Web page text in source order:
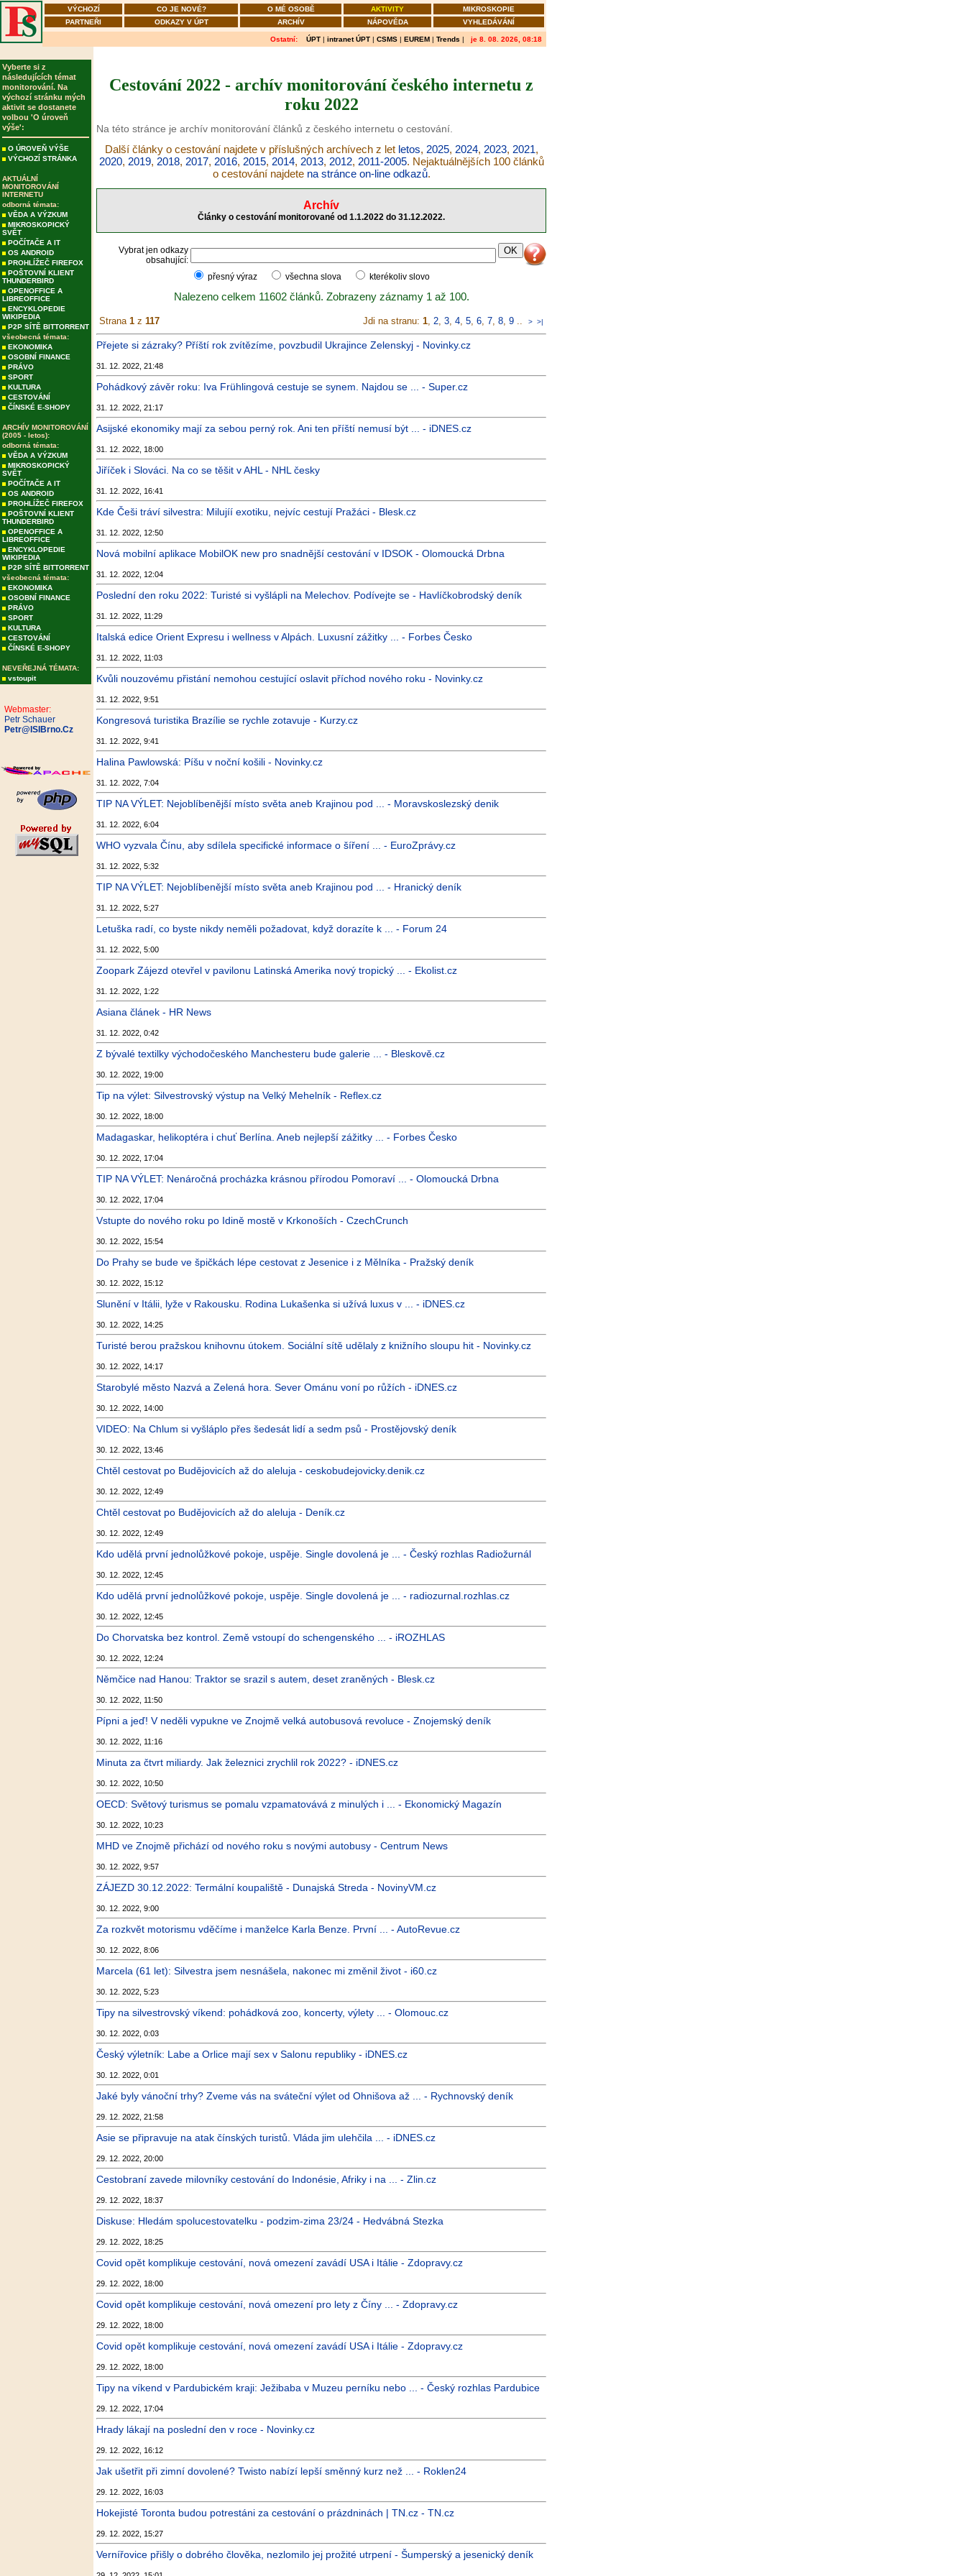
VÝCHOZÍ CO JE NOVÉ? O MÉ OSOBĚ AKTIVITY
MIKROSKOPIE
PARTNEŘI
ODKAZY V ÚPT ARCHÍV NÁPOVĚDA VYHLEDÁVÁNÍ
Ostatní: ÚPT | intranet ÚPT | CSMS | EUREM | Trends | je 8. 08. 2026, 08:18
Vyberte si z
následujících témat
monitorování. Na
výchozí stránku mých
aktivit se dostanete
volbou 'O úroveň
výše':
O ÚROVEŇ VÝŠE
VÝCHOZÍ STRÁNKA
AKTUÁLNÍ
MONITOROVÁNÍ
INTERNETU
odborná témata:
VĚDA A VÝZKUM
MIKROSKOPICKÝ
SVĚT
POČÍTAČE A IT
OS ANDROID
PROHLÍŽEČ FIREFOX
POŠTOVNÍ KLIENT
THUNDERBIRD
OPENOFFICE A
LIBREOFFICE
ENCYKLOPEDIE
WIKIPEDIA
P2P SÍTĚ BITTORRENT
všeobecná témata:
EKONOMIKA
OSOBNÍ FINANCE
PRÁVO
SPORT
KULTURA
CESTOVÁNÍ
ČÍNSKÉ E-SHOPY
ARCHÍV MONITOROVÁNÍ
(2005 - letos):
odborná témata:
VĚDA A VÝZKUM
MIKROSKOPICKÝ
SVĚT
POČÍTAČE A IT
OS ANDROID
PROHLÍŽEČ FIREFOX
POŠTOVNÍ KLIENT
THUNDERBIRD
OPENOFFICE A
LIBREOFFICE
ENCYKLOPEDIE
WIKIPEDIA
P2P SÍTĚ BITTORRENT
všeobecná témata:
EKONOMIKA
OSOBNÍ FINANCE
PRÁVO
SPORT
KULTURA
CESTOVÁNÍ
ČÍNSKÉ E-SHOPY
NEVEŘEJNÁ TÉMATA:
vstoupit
Webmaster:
Petr Schauer
Petr@ISIBrno.Cz
Cestování 2022 - archív monitorování českého internetu z
roku 2022
Na této stránce je archív monitorování článků z českého internetu o cestování.
Další články o cestování najdete v příslušných archívech z let letos, 2025, 2024, 2023, 2021,
2020, 2019, 2018, 2017, 2016, 2015, 2014, 2013, 2012, 2011-2005. Nejaktuálnějších 100 článků
o cestování najdete na stránce on-line odkazů.
Archív
Články o cestování monitorované od 1.1.2022 do 31.12.2022.
Vybrat jen odkazy
obsahující:
přesný výraz
všechna slova kterékoliv slovo
Nalezeno celkem 11602 článků. Zobrazeny záznamy 1 až 100.
Strana 1 z 117 Jdi na stranu: 1, 2, 3, 4, 5, 6, 7, 8, 9 .. > >|
Přejete si zázraky? Příští rok zvítězíme, povzbudil Ukrajince Zelenskyj - Novinky.cz
31. 12. 2022, 21:48
Pohádkový závěr roku: Iva Frühlingová cestuje se synem. Najdou se ... - Super.cz
31. 12. 2022, 21:17
Asijské ekonomiky mají za sebou perný rok. Ani ten příští nemusí být ... - iDNES.cz
31. 12. 2022, 18:00
Jiříček i Slováci. Na co se těšit v AHL - NHL česky
31. 12. 2022, 16:41
Kde Češi tráví silvestra: Milujíí exotiku, nejvíc cestují Pražáci - Blesk.cz
31. 12. 2022, 12:50
Nová mobilní aplikace MobilOK new pro snadnější cestování v IDSOK - Olomoucká Drbna
31. 12. 2022, 12:04
Poslední den roku 2022: Turisté si vyšlápli na Melechov. Podívejte se - Havlíčkobrodský deník
31. 12. 2022, 11:29
Italská edice Orient Expresu i wellness v Alpách. Luxusní zážitky ... - Forbes Česko
31. 12. 2022, 11:03
Kvůli nouzovému přistání nemohou cestující oslavit příchod nového roku - Novinky.cz
31. 12. 2022, 9:51
Kongresová turistika Brazílie se rychle zotavuje - Kurzy.cz
31. 12. 2022, 9:41
Halina Pawlowská: Píšu v noční košili - Novinky.cz
31. 12. 2022, 7:04
TIP NA VÝLET: Nejoblíbenější místo světa aneb Krajinou pod ... - Moravskoslezský denik
31. 12. 2022, 6:04
WHO vyzvala Čínu, aby sdílela specifické informace o šíření ... - EuroZprávy.cz
31. 12. 2022, 5:32
TIP NA VÝLET: Nejoblíbenější místo světa aneb Krajinou pod ... - Hranický deník
31. 12. 2022, 5:27
Letuška radí, co byste nikdy neměli požadovat, když dorazíte k ... - Forum 24
31. 12. 2022, 5:00
Zoopark Zájezd otevřel v pavilonu Latinská Amerika nový tropický ... - Ekolist.cz
31. 12. 2022, 1:22
Asiana článek - HR News
31. 12. 2022, 0:42
Z bývalé textilky východočeského Manchesteru bude galerie ... - Bleskově.cz
30. 12. 2022, 19:00
Tip na výlet: Silvestrovský výstup na Velký Mehelník - Reflex.cz
30. 12. 2022, 18:00
Madagaskar, helikoptéra i chuť Berlína. Aneb nejlepší zážitky ... - Forbes Česko
30. 12. 2022, 17:04
TIP NA VÝLET: Nenáročná procházka krásnou přírodou Pomoraví ... - Olomoucká Drbna
30. 12. 2022, 17:04
Vstupte do nového roku po Idině mostě v Krkonoších - CzechCrunch
30. 12. 2022, 15:54
Do Prahy se bude ve špičkách lépe cestovat z Jesenice i z Mělníka - Pražský deník
30. 12. 2022, 15:12
Slunění v Itálii, lyže v Rakousku. Rodina Lukašenka si užívá luxus v ... - iDNES.cz
30. 12. 2022, 14:25
Turisté berou pražskou knihovnu útokem. Sociální sítě udělaly z knižního sloupu hit - Novinky.cz
30. 12. 2022, 14:17
Starobylé město Nazvá a Zelená hora. Sever Ománu voní po růžích - iDNES.cz
30. 12. 2022, 14:00
VIDEO: Na Chlum si vyšláplo přes šedesát lidí a sedm psů - Prostějovský deník
30. 12. 2022, 13:46
Chtěl cestovat po Budějovicích až do aleluja - ceskobudejovicky.denik.cz
30. 12. 2022, 12:49
Chtěl cestovat po Budějovicích až do aleluja - Deník.cz
30. 12. 2022, 12:49
Kdo udělá první jednolůžkové pokoje, uspěje. Single dovolená je ... - Český rozhlas Radiožurnál
30. 12. 2022, 12:45
Kdo udělá první jednolůžkové pokoje, uspěje. Single dovolená je ... - radiozurnal.rozhlas.cz
30. 12. 2022, 12:45
Do Chorvatska bez kontrol. Země vstoupí do schengenského ... - iROZHLAS
30. 12. 2022, 12:24
Němčice nad Hanou: Traktor se srazil s autem, deset zraněných - Blesk.cz
30. 12. 2022, 11:50
Pípni a jeď! V neděli vypukne ve Znojmě velká autobusová revoluce - Znojemský deník
30. 12. 2022, 11:16
Minuta za čtvrt miliardy. Jak železnici zrychlil rok 2022? - iDNES.cz
30. 12. 2022, 10:50
OECD: Světový turismus se pomalu vzpamatovává z minulých i ... - Ekonomický Magazín
30. 12. 2022, 10:23
MHD ve Znojmě přichází od nového roku s novými autobusy - Centrum News
30. 12. 2022, 9:57
ZÁJEZD 30.12.2022: Termální koupaliště - Dunajská Streda - NovinyVM.cz
30. 12. 2022, 9:00
Za rozkvět motorismu vděčíme i manželce Karla Benze. První ... - AutoRevue.cz
30. 12. 2022, 8:06
Marcela (61 let): Silvestra jsem nesnášela, nakonec mi změnil život - i60.cz
30. 12. 2022, 5:23
Tipy na silvestrovský víkend: pohádková zoo, koncerty, výlety ... - Olomouc.cz
30. 12. 2022, 0:03
Český výletník: Labe a Orlice mají sex v Salonu republiky - iDNES.cz
30. 12. 2022, 0:01
Jaké byly vánoční trhy? Zveme vás na sváteční výlet od Ohnišova až ... - Rychnovský deník
29. 12. 2022, 21:58
Asie se připravuje na atak čínských turistů. Vláda jim ulehčila ... - iDNES.cz
29. 12. 2022, 20:00
Cestobraní zavede milovníky cestování do Indonésie, Afriky i na ... - Zlin.cz
29. 12. 2022, 18:37
Diskuse: Hledám spolucestovatelku - podzim-zima 23/24 - Hedvábná Stezka
29. 12. 2022, 18:25
Covid opět komplikuje cestování, nová omezení zavádí USA i Itálie - Zdopravy.cz
29. 12. 2022, 18:00
Covid opět komplikuje cestování, nová omezení pro lety z Číny ... - Zdopravy.cz
29. 12. 2022, 18:00
Covid opět komplikuje cestování, nová omezení zavádí USA i Itálie - Zdopravy.cz
29. 12. 2022, 18:00
Tipy na víkend v Pardubickém kraji: Ježibaba v Muzeu perníku nebo ... - Český rozhlas Pardubice
29. 12. 2022, 17:04
Hrady lákají na poslední den v roce - Novinky.cz
29. 12. 2022, 16:12
Jak ušetřit při zimní dovolené? Twisto nabízí lepší směnný kurz než ... - Roklen24
29. 12. 2022, 16:03
Hokejisté Toronta budou potrestáni za cestování o prázdninách | TN.cz - TN.cz
29. 12. 2022, 15:27
Vernířovice přišly o dobrého člověka, nezlomilo jej prožité utrpení - Šumperský a jesenický deník